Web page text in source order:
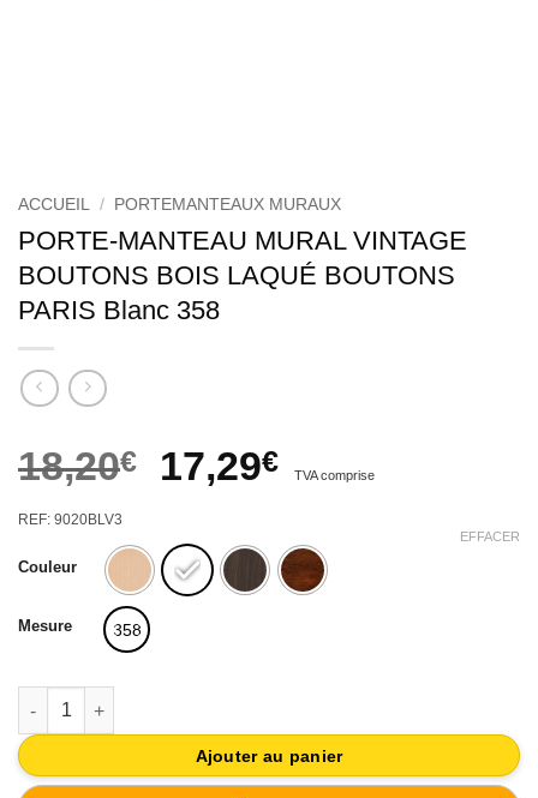
ACCUEIL / PORTEMANTEAUX MURAUX
PORTE-MANTEAU MURAL VINTAGE
BOUTONS BOIS LAQUÉ BOUTONS
PARIS Blanc 358
18,20€
Le
initial
était :
17,29€Le
actuel
est :
TVA comprise
REF: 9020BLV3
Couleur
Mesure 358
EFFACER
quantité de PORTE-MANTEAU MURAL VINTAGE BOUTONS
Ajouter au panier